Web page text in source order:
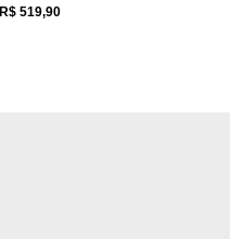
R$ 519,90